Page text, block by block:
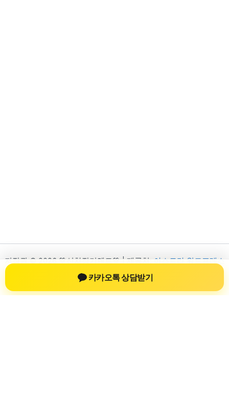
저작권 © 2026 💚신차장기렌트💚 | 제공처:
아스트라 워드프레스
테마
카카오톡 상담받기